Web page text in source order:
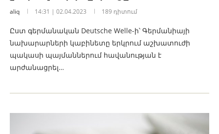
aliq 14:31 | 02.04.2023 189 դիտում
Ըստ գերմանական Deutsche Welle-ի՝ Գերմանիայի
նախարարների կաբինետը երկրում աշխատուժի
պակասի պայմաններում հավանության է
արժանացրել…